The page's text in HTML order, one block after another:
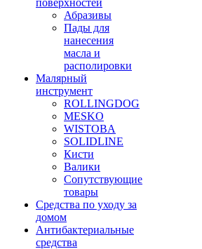
Абразивы
Пады для
нанесения
масла и
располировки
Малярный
инструмент
ROLLINGDOG
MESKO
WISTOBA
SOLIDLINE
Кисти
Валики
Сопутствующие
товары
Средства по уходу за
домом
Антибактериальные
средства